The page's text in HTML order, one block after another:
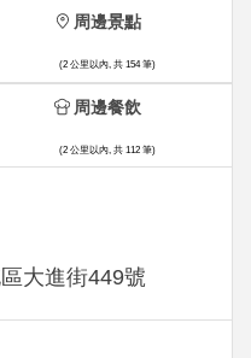
大進街449號
周邊景點
(2 公里以內, 共 154 筆)
周邊餐飲
(2 公里以內, 共 112 筆)